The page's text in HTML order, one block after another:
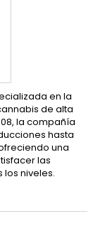
en la
de alta
la compañía
hasta
una
las
niveles.